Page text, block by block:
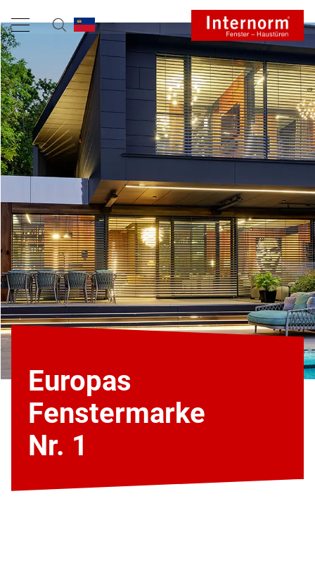
Europas
Fenstermarke
Nr. 1